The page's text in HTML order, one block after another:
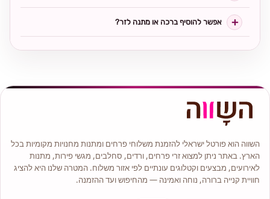
אפשר להוסיף ברכה או מתנה לזר?
השווה הוא פורטל ישראלי להזמנת משלוחי פרחים ומתנות מחנויות מקומיות בכל
הארץ. באתר ניתן למצוא זרי פרחים, ורדים, סחלבים, מגשי פירות, מתנות
לאירועים, מבצעים וקטלוגים עונתיים לפי אזור משלוח. המטרה שלנו היא להציג
חוויית קנייה ברורה, נוחה ואמינה — מהחיפוש ועד ההזמנה.